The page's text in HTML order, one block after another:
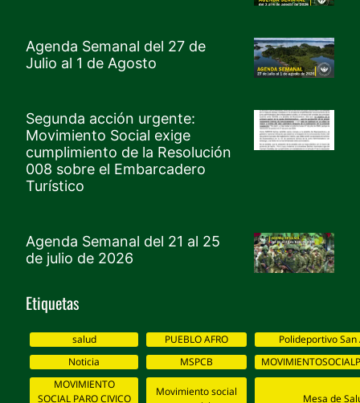
Agenda Semanal del 27 de
Julio al 1 de Agosto
Segunda acción urgente:
Movimiento Social exige
cumplimiento de la Resolución
008 sobre el Embarcadero
Turístico
Agenda Semanal del 21 al 25
de julio de 2026
Etiquetas
salud PUEBLO AFRO
Polideportivo
Noticia
MSPCB
MOVIMIENTO
SOCIAL PARO CIVICO
Movimiento social
Mesa de